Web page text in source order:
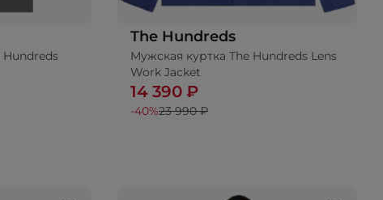
The Hundreds
Мужская куртка The Hundreds Lens
Work Jacket
14 390 ₽
-40%23 990 ₽
Добавить в корзину